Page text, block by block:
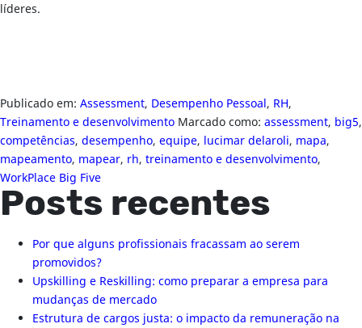
líderes.
Publicado em: Assessment, Desempenho Pessoal, RH,
Treinamento e desenvolvimento Marcado como: assessment, big5,
competências, desempenho, equipe, lucimar delaroli, mapa,
mapeamento, mapear, rh, treinamento e desenvolvimento,
WorkPlace Big Five
Posts recentes
Por que alguns profissionais fracassam ao serem
promovidos?
Upskilling e Reskilling: como preparar a empresa para
mudanças de mercado
Estrutura de cargos justa: o impacto da remuneração na